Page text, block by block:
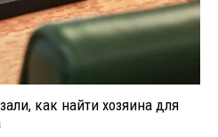
как найти хозяина для